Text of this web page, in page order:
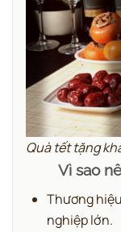
Quà tết tặng
Vì sao
Thương
nghiệp lớn.